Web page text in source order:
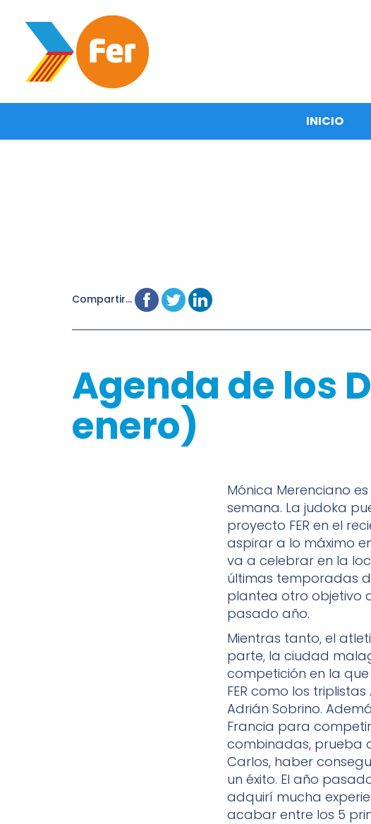
INICIO
Compartir...
Agenda de los
enero)
Mónica Merenciano
semana. La judoka
proyecto FER en el
aspirar a lo máximo
va a celebrar en la
últimas temporadas
plantea otro objetivo
pasado año.
Mientras tanto, el
parte, la ciudad
competición en la
FER como los
Adrián Sobrino.
Francia para
combinadas, prueba
Carlos, haber
un éxito. El año
adquirí mucha
acabar entre los 5